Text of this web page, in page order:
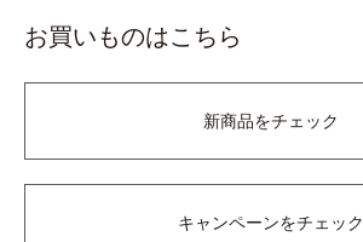
お買いものはこちら
新商品をチェック
キャンペーンをチェック